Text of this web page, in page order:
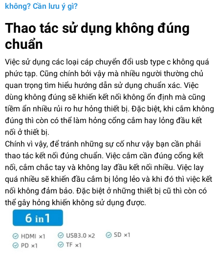
không? Cần lưu ý gì?
Thao tác sử dụng không đúng
chuẩn
Việc sử dụng các loại cáp chuyển đổi usb type c không quá
phức tạp. Cũng chính bởi vậy mà nhiều người thường chủ
quan trọng tìm hiểu hướng dẫn sử dụng chuẩn xác. Việc
dùng không đúng sẽ khiến kết nối không ổn định mà cũng
tiềm ẩn nhiều rủi ro hư hỏng thiết bị. Đặc biệt, khi cắm không
đúng thì còn có thể làm hỏng cổng cắm hay lỏng đầu kết
nối ở thiết bị.
Chính vì vậy, để tránh những sự cố như vậy bạn cần phải
thao tác kết nối đúng chuẩn. Việc cắm cần đúng cổng kết
nối, cắm chắc tay và không lay đầu kết nối nhiều. Việc lay
quá nhiều sẽ khiến đầu cắm bị lỏng lẻo và khi đó thì việc kết
nối không đảm bảo. Đặc biệt ở những thiết bị cũ thì còn có
thể gây hỏng khiến không sử dụng được.